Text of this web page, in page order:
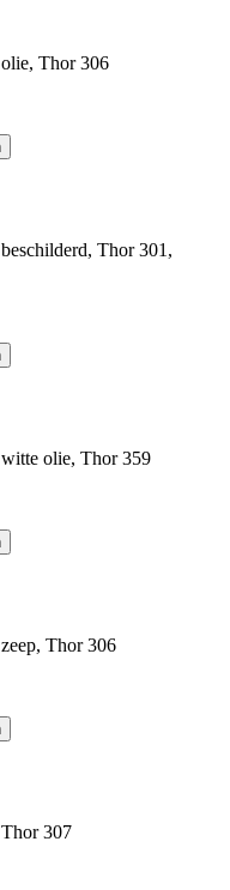
Thor 306
Thor 301,
olie, Thor 359
Thor 306
307